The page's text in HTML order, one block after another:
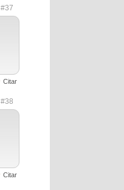
#37
Citar
#38
Citar